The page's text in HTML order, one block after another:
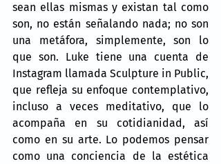
sean ellas mismas y existan tal como
son, no están señalando nada; no son
una metáfora, simplemente, son lo
que son. Luke tiene una cuenta de
Instagram llamada Sculpture in Public,
que refleja su enfoque contemplativo,
incluso a veces meditativo, que lo
acompaña en su cotidianidad, así
como en su arte. Lo podemos pensar
como una conciencia de la estética